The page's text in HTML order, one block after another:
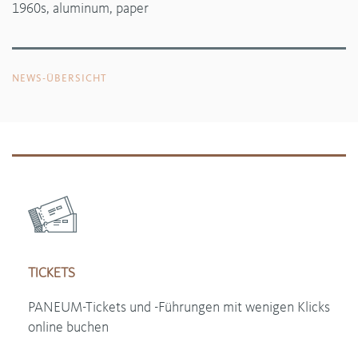
1960s, aluminum, paper
NEWS-ÜBERSICHT
TICKETS
PANEUM-Tickets und -Führungen mit wenigen Klicks
online buchen